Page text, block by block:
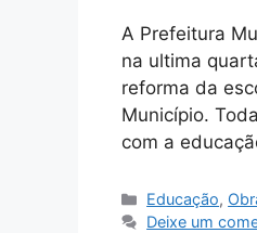
A Prefeitura
na ultima
reforma da
Município.
com a
Educação,
Deixe um